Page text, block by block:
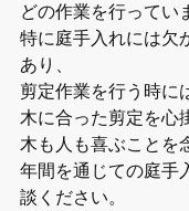
どの作業を行ってい
特に庭手入れには欠
あり、
剪定作業を行う時に
木に合った剪定を心
木も人も喜ぶことを
年間を通じての庭手
談ください。